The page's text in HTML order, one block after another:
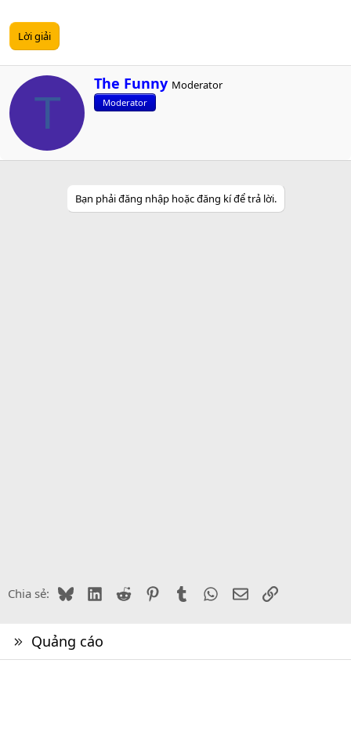
Lời giải
T
W
r
i
n
The Funny Moderator
Moderator
Bạn phải đăng nhập hoặc đăng kí để trả lời.
Chia sẻ: BlueskyLinkedIn
Reddit PinterestTumblr WhatsApp
EmailLink
Quảng cáo